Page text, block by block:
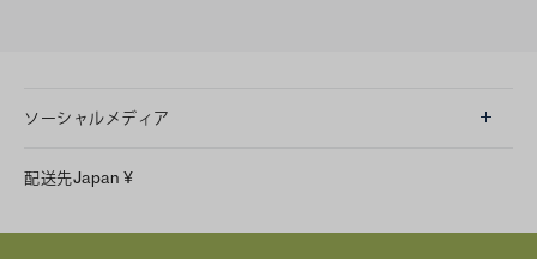
ソーシャルメディア
Facebook
配送先Japan ¥